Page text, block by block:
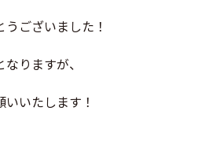
ございました！
りますが、
いたします！